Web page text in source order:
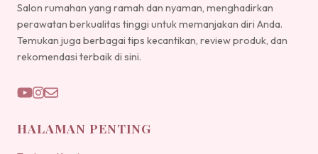
Salon rumahan yang ramah dan nyaman, menghadirkan
perawatan berkualitas tinggi untuk memanjakan diri Anda.
Temukan juga berbagai tips kecantikan, review produk, dan
rekomendasi terbaik di sini.
HALAMAN PENTING